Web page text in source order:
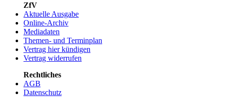
ZfV
Aktuelle Ausgabe
Online-Archiv
Mediadaten
Themen- und Terminplan
Vertrag hier kündigen
Vertrag widerrufen
Rechtliches
AGB
Datenschutz